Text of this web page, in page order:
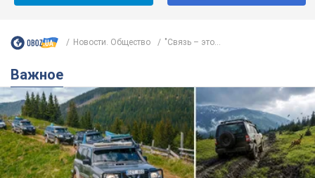
Новости. Общество "Связь – это...
Важное